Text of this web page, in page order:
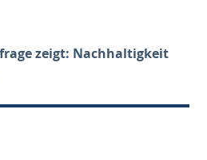
zeigt: Nachhaltigkeit